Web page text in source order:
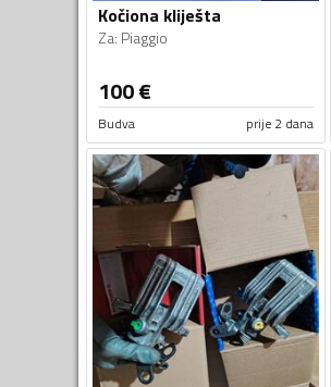
Kočiona kliješta
Za: Piaggio
100€
Budva prije 2 dana